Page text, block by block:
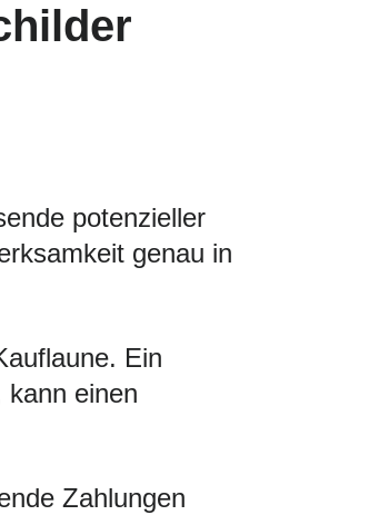
potenzieller
genau in
Ein
kann einen
Zahlungen